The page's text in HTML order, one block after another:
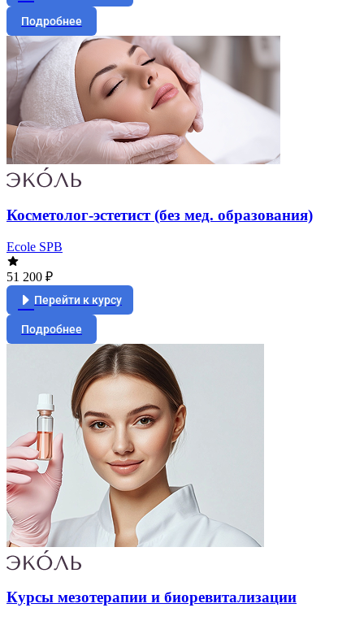
Подробнее
Косметолог-эстетист (без мед. образования)
Ecole SPB
51 200 ₽
Перейти к курсу
Подробнее
Курсы мезотерапии и биоревитализации